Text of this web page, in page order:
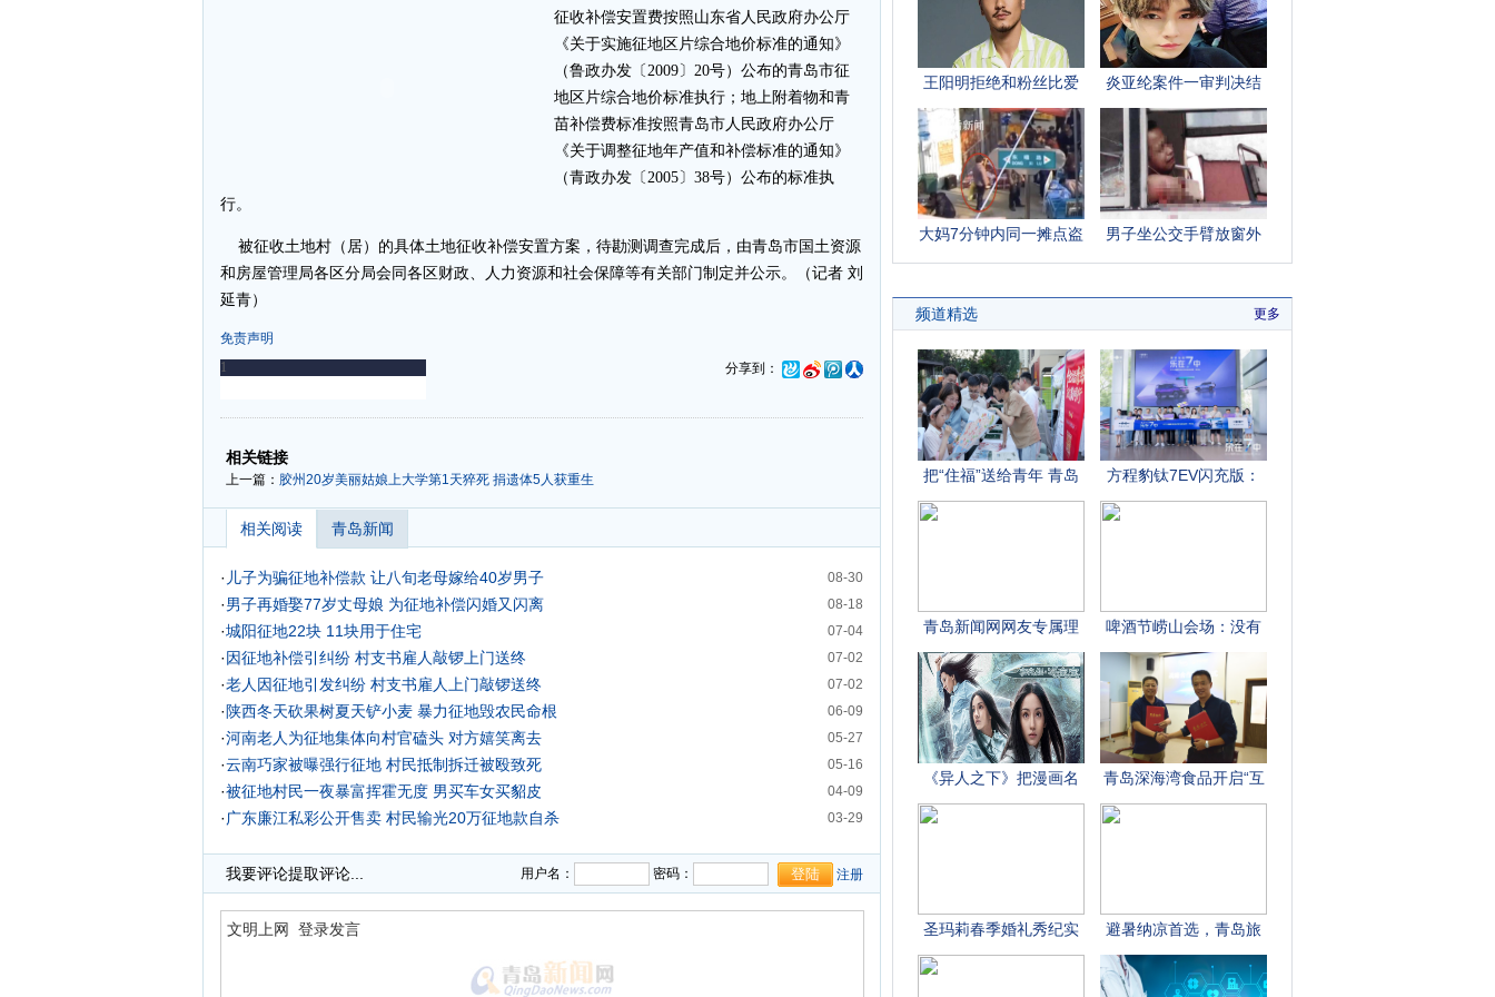
征收补偿安置费按照山东省人民政府办公厅
《关于实施征地区片综合地价标准的通知》
（鲁政办发〔2009〕20号）公布的青岛市征
地区片综合地价标准执行；地上附着物和青
苗补偿费标准按照青岛市人民政府办公厅
《关于调整征地年产值和补偿标准的通知》
（青政办发〔2005〕38号）公布的标准执
行。
被征收土地村（居）的具体土地征收补偿安置方案，待勘测调查完成后，由青岛市国土资源
和房屋管理局各区分局会同各区财政、人力资源和社会保障等有关部门制定并公示。（记者 刘
延青）
免责声明
分享到：
-
相关链接
上一篇： 胶州20岁美丽姑娘上大学第1天猝死 捐遗体5人获重生
相关阅读 青岛新闻
08-30
· 儿子为骗征地补偿款 让八旬老母嫁给40岁男子
08-18
·男子再婚娶77岁丈母娘 为征地补偿闪婚又闪离
07-04
·城阳征地22块 11块用于住宅
07-02
·因征地补偿引纠纷 村支书雇人敲锣上门送终
07-02
·老人因征地引发纠纷 村支书雇人上门敲锣送终
06-09
· 陕西冬天砍果树夏天铲小麦 暴力征地毁农民命根
05-27
·河南老人为征地集体向村官磕头 对方嬉笑离去
05-16
·云南巧家被曝强行征地 村民抵制拆迁被殴致死
04-09
·被征地村民一夜暴富挥霍无度 男买车女买貂皮
03-29
· 广东廉江私彩公开售卖 村民输光20万征地款自杀
我要评论提取评论... 用户名： 密码： 注册